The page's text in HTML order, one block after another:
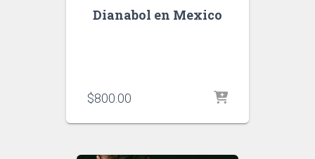
Dianabol en Mexico
$800.00